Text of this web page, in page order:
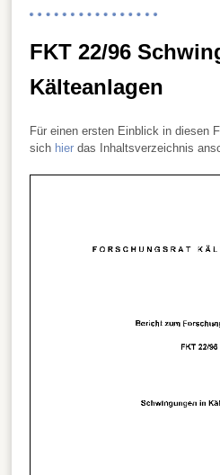
FKT 22/96
Kälteanlagen
Für einen ersten Einblick in diesen
sich hier das Inhaltsverzeichnis